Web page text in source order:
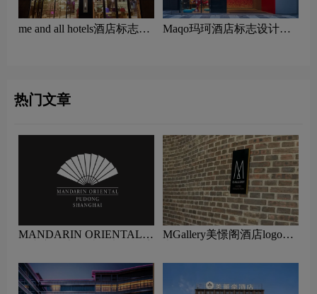
me and all hotels酒店标志设
Maqo玛珂酒店标志设计含
热门文章
MANDARIN ORIENTAL文
MGallery美憬阁酒店logo含